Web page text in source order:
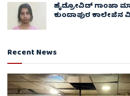
ಹೈಡ್ರೋವಿಡ್ ಗಾಂಜಾ
ಕುಂದಾಪುರ ಕಾಲೇಜಿನ
Recent News